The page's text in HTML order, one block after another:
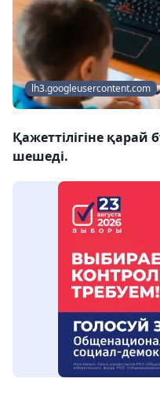
lh3.googleusercontent.com
Қажеттілігіне қарай
шешеді.